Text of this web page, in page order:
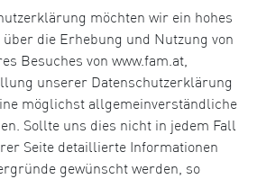
möchten wir ein hohes
über die Erhebung und Nutzung von
Besuches von www.fam.at,
unserer Datenschutzerklärung
möglichst allgemeinverständliche
Sollte uns dies nicht in jedem Fall
Seite detaillierte Informationen
gewünscht werden, so